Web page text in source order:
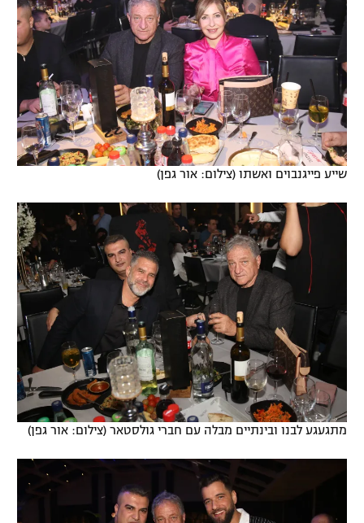
שייע פייגנבוים ואשתו (צילום: אור גפן)
מתגעגע לבנו ובינתיים מבלה עם חברי גולסטאר (צילום: אור גפן)